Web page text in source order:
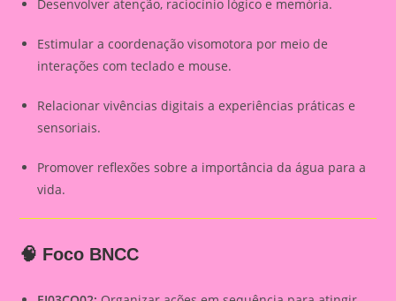
Desenvolver atenção, raciocínio lógico e memória.
Estimular a coordenação visomotora por meio de
interações com teclado e mouse.
Relacionar vivências digitais a experiências práticas e
sensoriais.
Promover reflexões sobre a importância da água para a
vida.
🧠 Foco BNCC